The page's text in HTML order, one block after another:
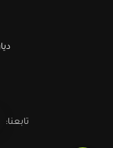
تابعنا: